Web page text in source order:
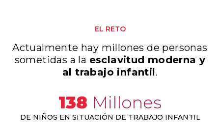
EL RETO
Actualmente hay millones de personas
sometidas a la esclavitud moderna y
al trabajo infantil.
138 Millones
DE NIÑOS EN SITUACIÓN DE TRABAJO INFANTIL